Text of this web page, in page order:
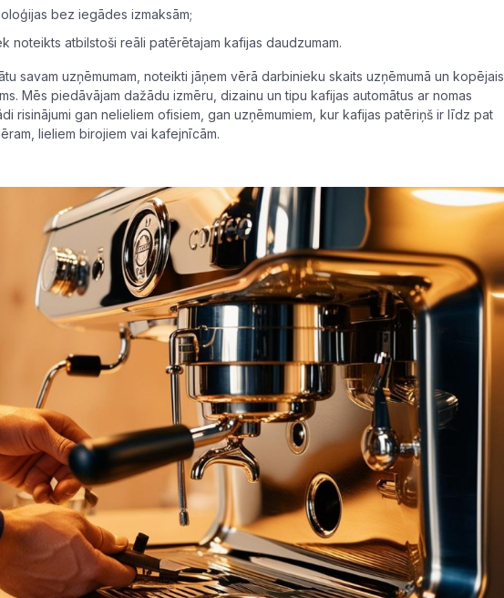
bez iegādes izmaksām;
noteikts atbilstoši reāli patērētajam kafijas daudzumam.
savam uzņēmumam, noteikti jāņem vērā darbinieku skaits uzņēmumā un kopējais
Mēs piedāvājam dažādu izmēru, dizainu un tipu kafijas automātus ar nomas
risinājumi gan nelieliem ofisiem, gan uzņēmumiem, kur kafijas patēriņš ir līdz pat
lieliem birojiem vai kafejnīcām.